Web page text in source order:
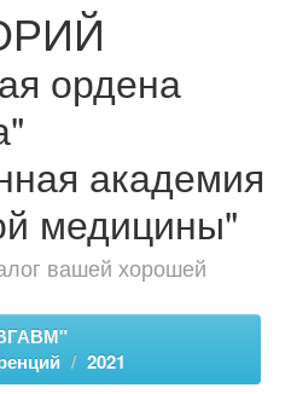
ордена
академия
медицины"
вашей хорошей
2021